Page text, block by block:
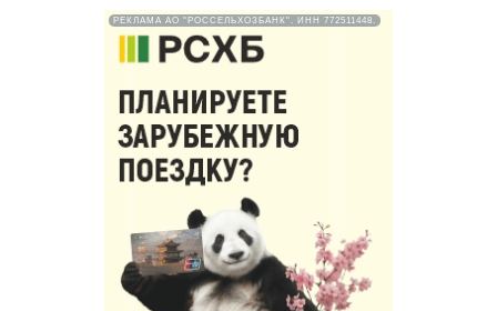
РЕКЛАМА АО "РОССЕЛЬХОЗБАНК". ИНН 772511448.